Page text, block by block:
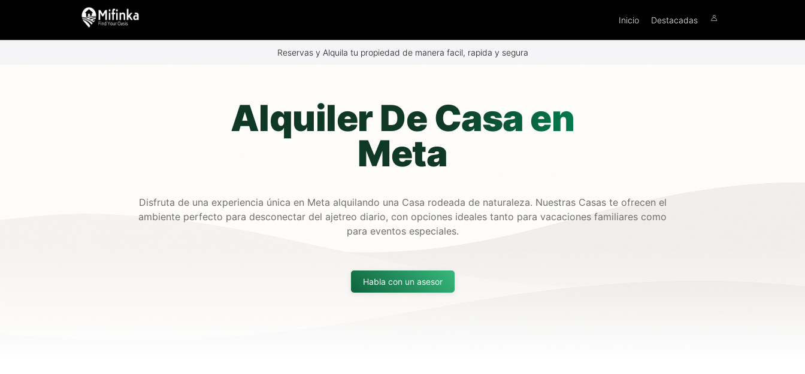
Inicio Destacadas
Reservas y Alquila tu propiedad de manera facil, rapida y segura
Alquiler De Casa en
Meta
Disfruta de una experiencia única en Meta alquilando una Casa rodeada de naturaleza. Nuestras Casas te ofrecen el
ambiente perfecto para desconectar del ajetreo diario, con opciones ideales tanto para vacaciones familiares como
para eventos especiales.
Habla con un asesor